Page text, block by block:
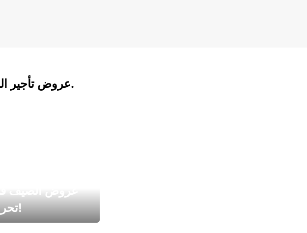
عروض تأجير السيارات وتأجير الشاحنات اليوم.
تحرك!